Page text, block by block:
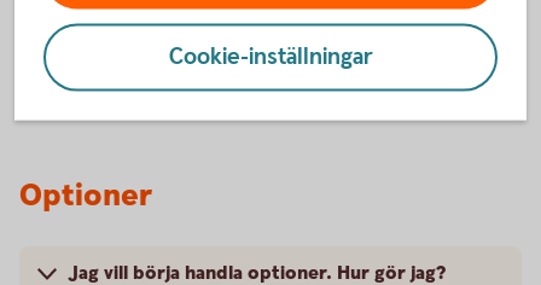
Avgift för valutaväxling?
Optioner
Jag vill börja handla optioner. Hur gör jag?
Cookie-inställningar